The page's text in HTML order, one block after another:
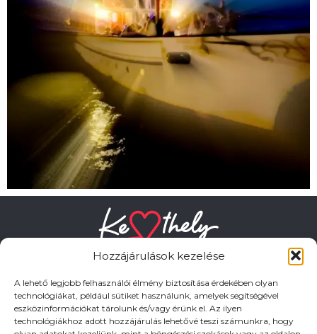
Hozzájárulások kezelése
A lehető legjobb felhasználói élmény biztosítása érdekében olyan
technológiákat, például sütiket használunk, amelyek segítségével
eszközinformációkat tárolunk és/vagy érünk el. Az ilyen
technológiákhoz adott hozzájárulás lehetővé teszi számunkra, hogy
HASZNOS LINKEK